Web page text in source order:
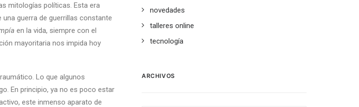
mitologías políticas. Esta era
guerra de guerrillas constante
en la vida, siempre con el
mayoritaria nos impida hoy
Lo que algunos
En principio, ya no es poco estar
este inmenso aparato de
novedades
talleres online
tecnología
ARCHIVOS